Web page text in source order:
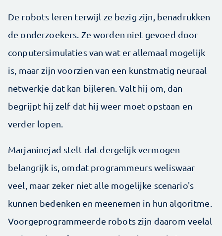
De robots leren terwijl ze bezig zijn, benadrukken
de onderzoekers. Ze worden niet gevoed door
conputersimulaties van wat er allemaal mogelijk
is, maar zijn voorzien van een kunstmatig neuraal
netwerkje dat kan bijleren. Valt hij om, dan
begrijpt hij zelf dat hij weer moet opstaan en
verder lopen.
Marjaninejad stelt dat dergelijk vermogen
belangrijk is, omdat programmeurs weliswaar
veel, maar zeker niet alle mogelijke scenario's
kunnen bedenken en meenemen in hun algoritme.
Voorgeprogrammeerde robots zijn daarom veelal